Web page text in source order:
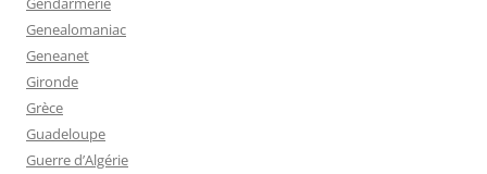
Genealomaniac
Geneanet
Gironde
Grèce
Guadeloupe
Guerre d’Algérie